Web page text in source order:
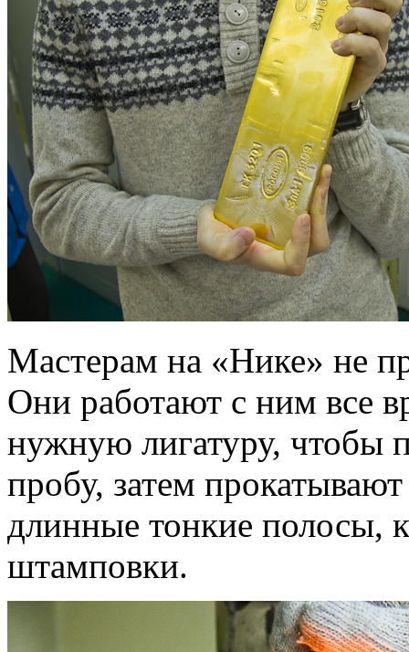
Мастерам на «Нике» не
Они работают с ним все
нужную лигатуру, чтобы
пробу, затем
длинные тонкие полосы,
штамповки.